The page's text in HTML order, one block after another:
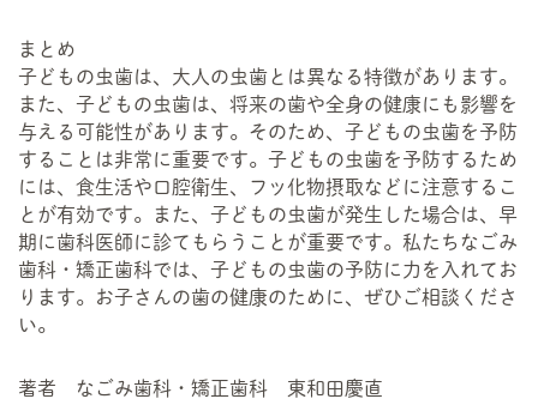
まとめ
子どもの虫歯は、大人の虫歯とは異なる特徴があります。
また、子どもの虫歯は、将来の歯や全身の健康にも影響を
与える可能性があります。そのため、子どもの虫歯を予防
することは非常に重要です。子どもの虫歯を予防するため
には、食生活や口腔衛生、フッ化物摂取などに注意するこ
とが有効です。また、子どもの虫歯が発生した場合は、早
期に歯科医師に診てもらうことが重要です。私たちなごみ
歯科・矯正歯科では、子どもの虫歯の予防に力を入れてお
ります。お子さんの歯の健康のために、ぜひご相談くださ
い。
著者 なごみ歯科・矯正歯科 東和田慶直